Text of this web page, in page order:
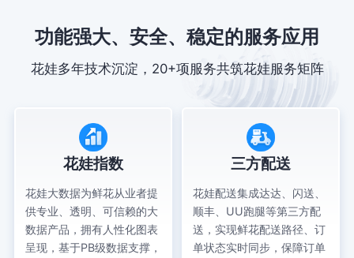
功能强大、安全、稳定的服务应用
花娃多年技术沉淀，20+项服务共筑花娃服务矩阵
花娃指数
花娃大数据为鲜花从业者提
供专业、透明、可信赖的大
数据产品，拥有人性化图表
呈现，基于PB级数据支撑，
三方配送
花娃配送集成达达、闪送、
顺丰、UU跑腿等第三方配
送，实现鲜花配送路径、订
单状态实时同步，保障订单